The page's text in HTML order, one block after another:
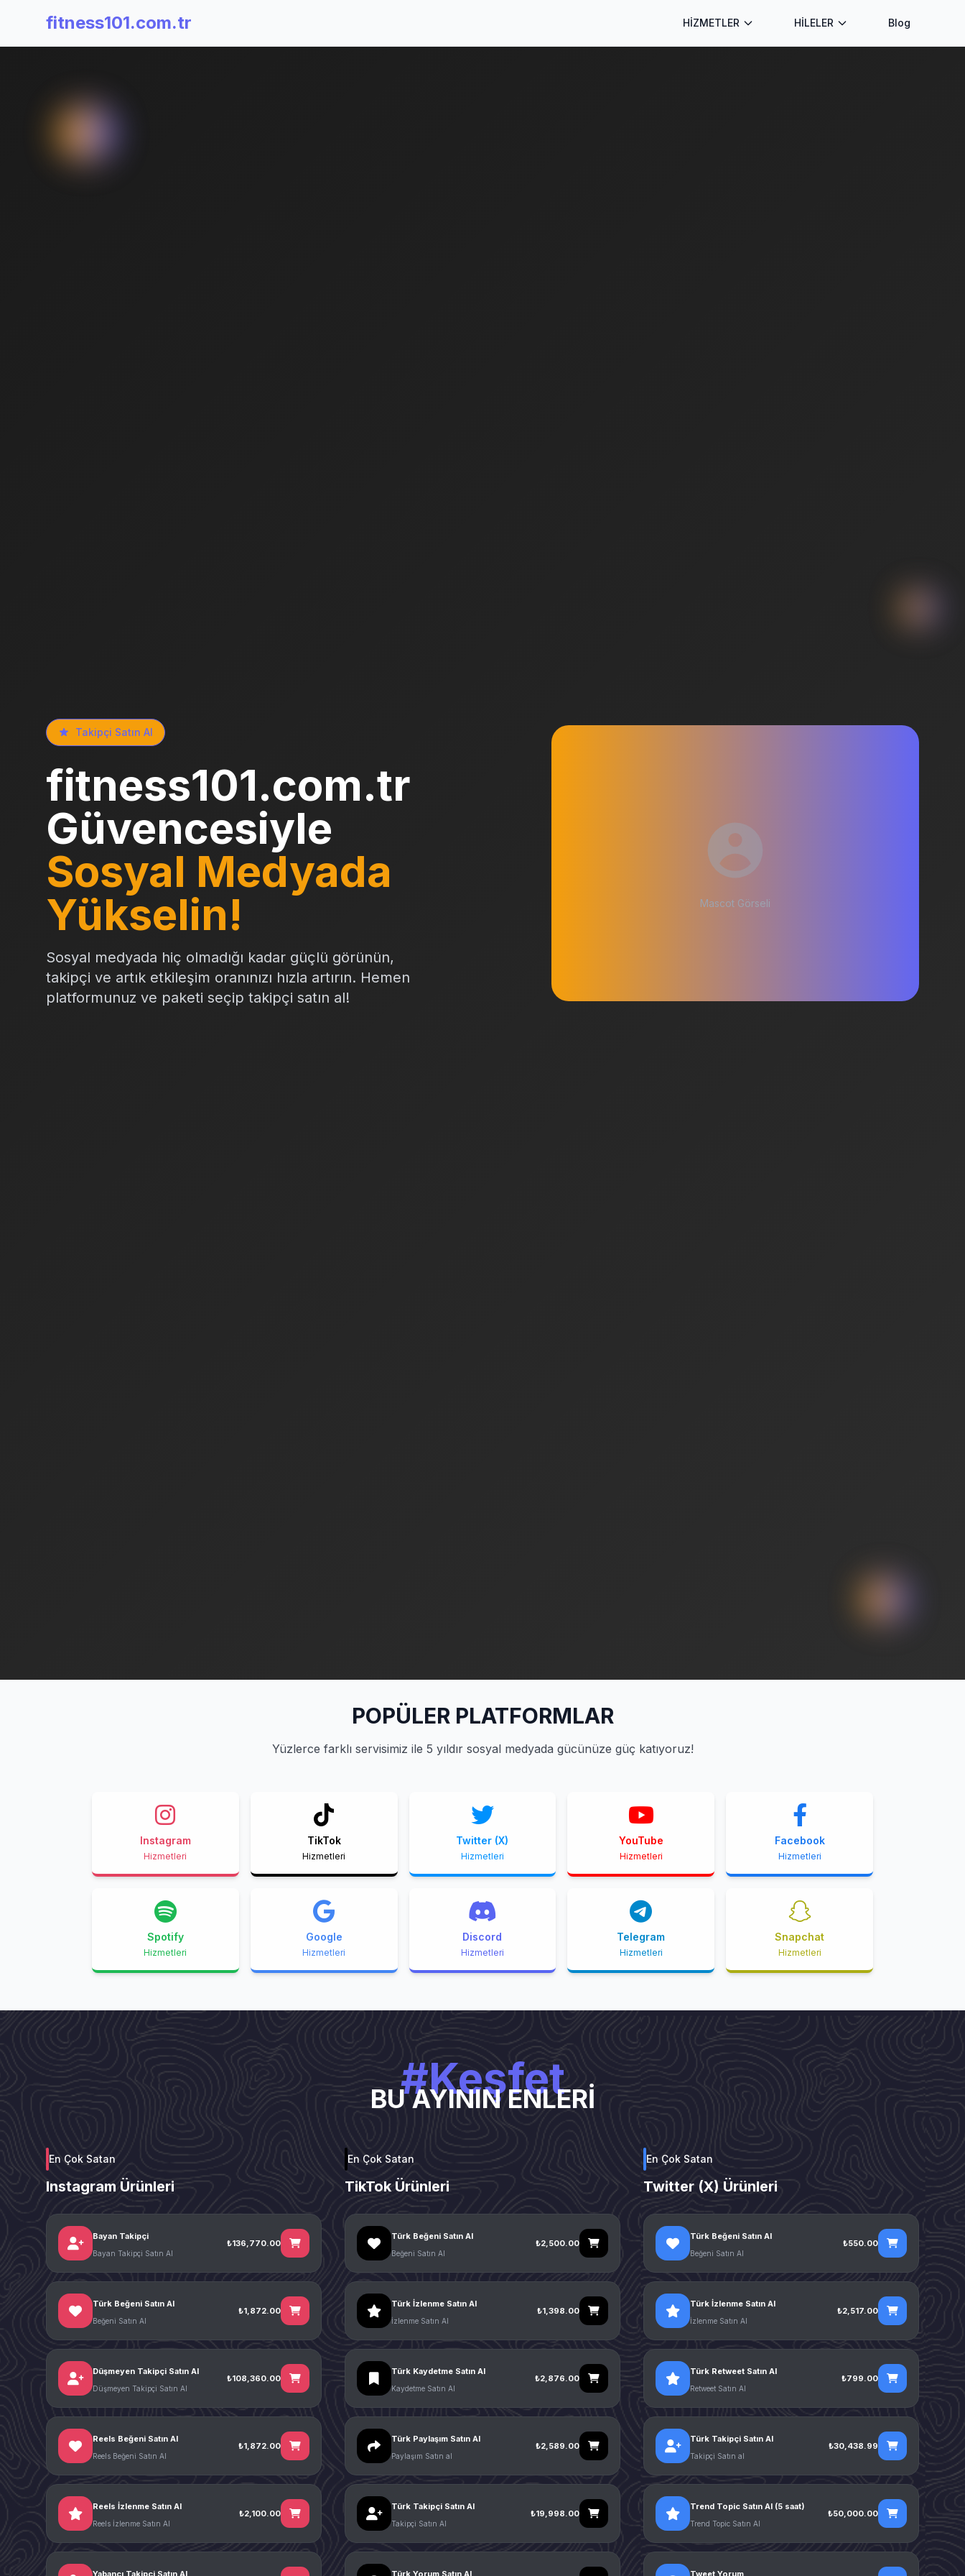
fitness101.com.tr HİZMETLER HİLELER Blog
Takipçi Satın Al
fitness101.com.tr
Güvencesiyle
Sosyal Medyada
Yükselin!
Sosyal medyada hiç olmadığı kadar güçlü görünün,
takipçi ve artık etkileşim oranınızı hızla artırın. Hemen
platformunuz ve paketi seçip takipçi satın al!
Mascot Görseli
POPÜLER PLATFORMLAR
Yüzlerce farklı servisimiz ile 5 yıldır sosyal medyada gücünüze güç katıyoruz!
Instagram
Hizmetleri
TikTok
Hizmetleri
Twitter (X)
Hizmetleri
YouTube
Hizmetleri
Facebook
Hizmetleri
Spotify
Hizmetleri
Google
Hizmetleri
Discord
Hizmetleri
Telegram
Hizmetleri
Snapchat
Hizmetleri
#Keşfet
BU AYININ ENLERİ
En Çok Satan
Instagram Ürünleri
Bayan Takipçi
Bayan Takipçi Satın Al
₺136,770.00
Türk Beğeni Satın Al
Beğeni Satın Al
₺1,872.00
Düşmeyen Takipçi Satın Al
Düşmeyen Takipçi Satın Al
₺108,360.00
Reels Beğeni Satın Al
Reels Beğeni Satın Al
₺1,872.00
Reels İzlenme Satın Al
Reels İzlenme Satın Al
₺2,100.00
En Çok Satan
TikTok Ürünleri
Türk Beğeni Satın Al
Beğeni Satın Al
₺2,500.00
Türk İzlenme Satın Al
İzlenme Satın Al
₺1,398.00
Türk Kaydetme Satın Al
Kaydetme Satın Al
₺2,876.00
Türk Paylaşım Satın Al
Paylaşım Satın al
₺2,589.00
Türk Takipçi Satın Al
Takipçi Satın Al
₺19,998.00
En Çok Satan
Twitter (X) Ürünleri
Türk Beğeni Satın Al
Beğeni Satın Al
₺550.00
Türk İzlenme Satın Al
İzlenme Satın Al
₺2,517.00
Türk Retweet Satın Al
Retweet Satın Al
₺799.00
Türk Takipçi Satın Al
Takipçi Satın al
₺30,438.99
Trend Topic Satın Al (5 saat)
Trend Topic Satın Al
₺50,000.00